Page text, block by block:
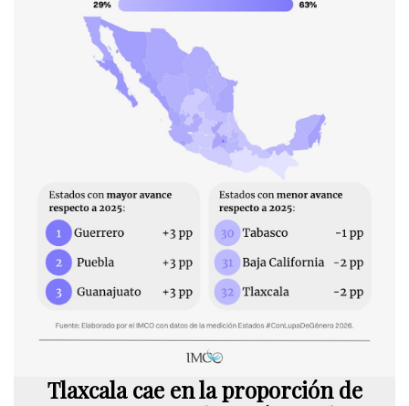
Tlaxcala cae en la proporción de